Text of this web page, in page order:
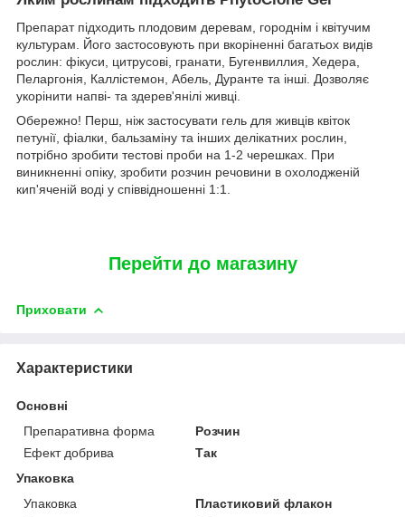
Препарат підходить плодовим деревам, городнім і квітучим
культурам. Його застосовують при вкоріненні багатьох видів
рослин: фікуси, цитрусові, гранати, Бугенвиллия, Хедера,
Пеларгонія, Каллістемон, Абель, Дуранте та інші. Дозволяє
укорінити напві- та здерев'янілі живці.
Обережно! Перш, ніж застосувати гель для живців квіток
петунії, фіалки, бальзаміну та інших делікатних рослин,
потрібно зробити тестові проби на 1-2 черешках. При
виникненні опіку, зробити розчин речовини в охолодженій
кип'яченій воді у співвідношенні 1:1.
Перейти до магазину
Приховати
Характеристики
Основні
Препаративна форма
Розчин
Ефект добрива
Так
Упаковка
Упаковка
Пластиковий флакон